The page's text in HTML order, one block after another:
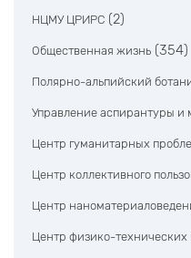
НЦМУ ЦРИРС (2)
Общественная жизнь (354)
Полярно-альпийский
Управление аспирантуры и
Центр гуманитарных
Центр коллективного
Центр
Центр физико-технических